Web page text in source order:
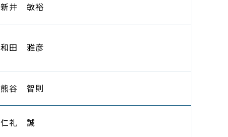
新井 敏裕
和田 雅彦
熊谷 智則
仁礼 誠